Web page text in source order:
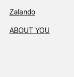
Zalando
ABOUT YOU